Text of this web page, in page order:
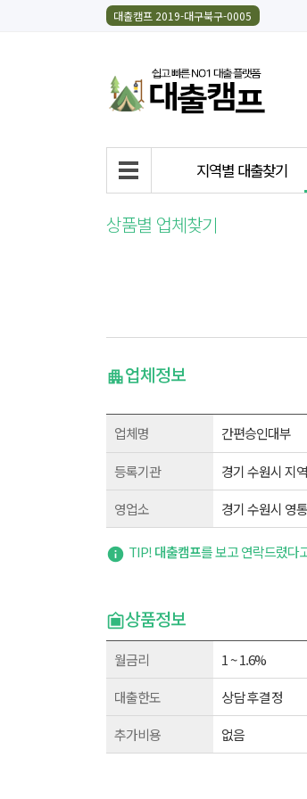
대출캠프 2019-대구북구-0005
지역별 대출찾기
상품별 업체찾기
업체정보
업체명 간편승인대부
등록기관 경기 수원시 지
영업소
경기 수원시 영
TIP!대출캠프를 보고 연락드렸다
상품정보
월금리 1 ~ 1.6%
대출한도
상담후결정
추가비용
없음